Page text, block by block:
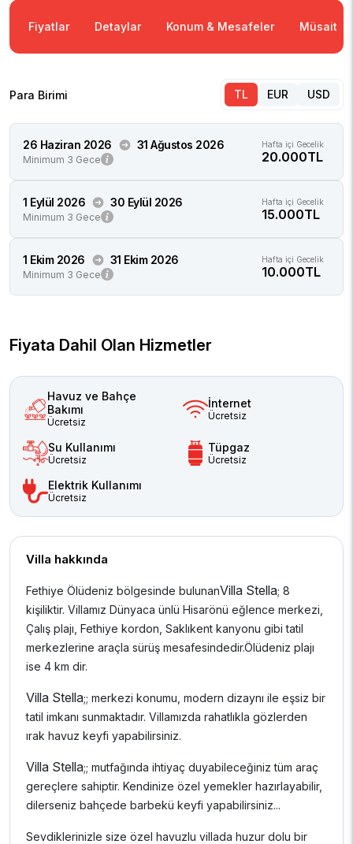
Fiyatlar Detaylar Konum & Mesafeler Müsaitlik
Para Birimi TL EUR USD
26 Haziran 2026 31 Ağustos 2026
Minimum 3 Gece
Hafta içi Gecelik
20.000TL
1 Eylül 2026 30 Eylül 2026
Minimum 3 Gece
Hafta içi Gecelik
15.000TL
1 Ekim 2026 31 Ekim 2026
Minimum 3 Gece
Hafta içi Gecelik
10.000TL
Fiyata Dahil Olan Hizmetler
Havuz ve Bahçe
Bakımı
Ücretsiz
İnternet
Ücretsiz
Su Kullanımı
Ücretsiz
Tüpgaz
Ücretsiz
Elektrik Kullanımı
Ücretsiz
Villa hakkında
Fethiye Ölüdeniz bölgesinde bulunanVilla Stella; 8
kişiliktir. Villamız Dünyaca ünlü Hisarönü eğlence merkezi,
Çalış plajı, Fethiye kordon, Saklıkent kanyonu gibi tatil
merkezlerine araçla sürüş mesafesindedir.Ölüdeniz plajı
ise 4 km dir.
Villa Stella;; merkezi konumu, modern dizaynı ile eşsiz bir
tatil imkanı sunmaktadır. Villamızda rahatlıkla gözlerden
ırak havuz keyfi yapabilirsiniz.
Villa Stella;; mutfağında ihtiyaç duyabileceğiniz tüm araç
gereçlere sahiptir. Kendinize özel yemekler hazırlayabilir,
dilerseniz bahçede barbekü keyfi yapabilirsiniz...
Sevdiklerinizle size özel havuzlu villada huzur dolu bir